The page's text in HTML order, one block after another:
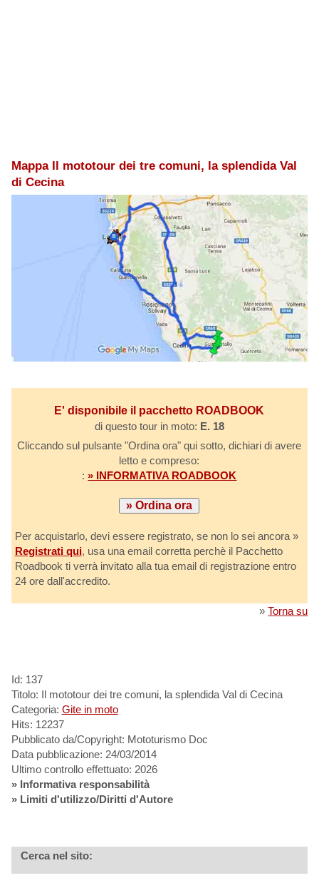
Mappa Il mototour dei tre comuni, la splendida Val
di Cecina
E' disponibile il pacchetto ROADBOOK
di questo tour in moto: E. 18
Cliccando sul pulsante "Ordina ora" qui sotto, dichiari di avere
letto e compreso:
:» INFORMATIVA ROADBOOK
Per acquistarlo, devi essere registrato, se non lo sei ancora »
Registrati qui, usa una email corretta perchè il Pacchetto
Roadbook ti verrà invitato alla tua email di registrazione entro
24 ore dall'accredito.
»Torna su
Id: 137
Titolo: Il mototour dei tre comuni, la splendida Val di Cecina
Categoria: Gite in moto
Hits: 12237
Pubblicato da/Copyright: Mototurismo Doc
Data pubblicazione: 24/03/2014
Ultimo controllo effettuato: 2026
» Informativa responsabilità
» Limiti d'utilizzo/Diritti d'Autore
Cerca nel sito: